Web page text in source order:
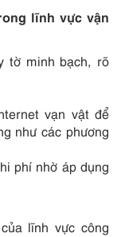
lĩnh vực vận
tờ minh bạch, rõ
vạn vật để
như các phương
phí nhờ áp dụng
lĩnh vực công